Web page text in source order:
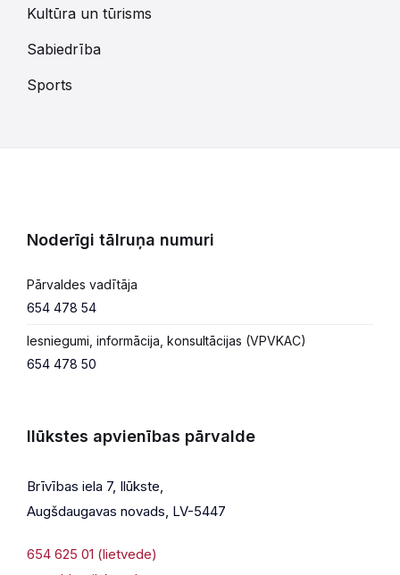
Kultūra un tūrisms
Sabiedrība
Sports
Noderīgi tālruņa numuri
Pārvaldes vadītāja
654 478 54
Iesniegumi, informācija, konsultācijas (VPVKAC)
654 478 50
Ilūkstes apvienības pārvalde
Brīvības iela 7, Ilūkste,
Augšdaugavas novads, LV-5447
654 625 01 (lietvede)